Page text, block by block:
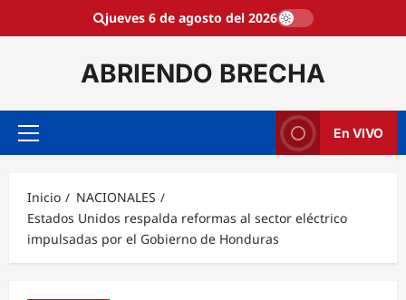
jueves 6 de agosto del 2026
ABRIENDO BRECHA
Menú
En VIVO
Inicio
NACIONALES
Estados Unidos respalda reformas al sector eléctrico
impulsadas por el Gobierno de Honduras